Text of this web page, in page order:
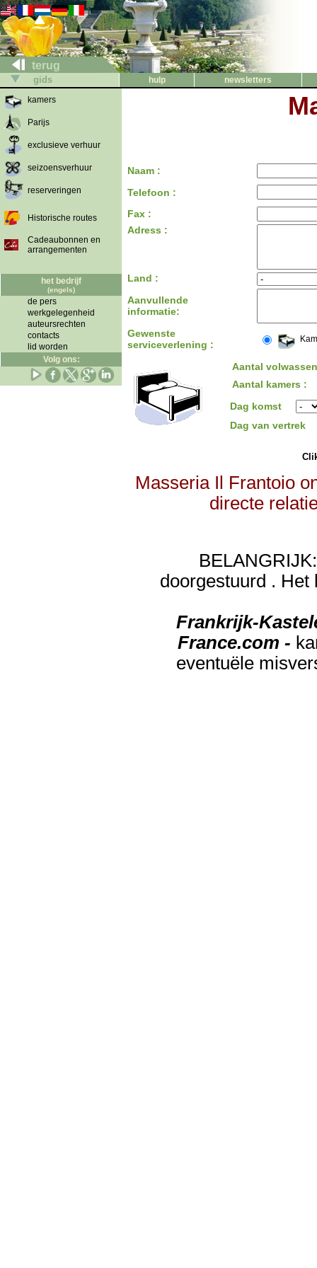
terug
gids hulp
newsletters
kamers
Parijs
exclusieve verhuur
seizoensverhuur
reserveringen
Historische routes
Cadeaubonnen en
arrangementen
het bedrijf
(engels)
de pers
werkgelegenheid
auteursrechten
contacts
lid worden
Volg ons:
Naam :
Telefoon :
Fax :
Adress :
Land :
Aanvullende
informatie:
Gewenste
serviceverlening :
Aantal
Aantal kamers :
Dag komst
Dag van vertrek
Masseria Il Frantoio
directe
doorgestuurd . Het
Frankrijk-
France.com -
eventuële